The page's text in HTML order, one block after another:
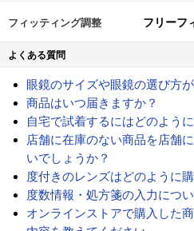
フィッティング調整 フリーフ
よくある質問
眼鏡のサイズや眼鏡の選び方が
商品はいつ届きますか？
自宅で試着するにはどのよう
店舗に在庫のない商品を店舗
いでしょうか？
度付きのレンズはどのように
度数情報・処方箋の入力につ
オンラインストアで購入した